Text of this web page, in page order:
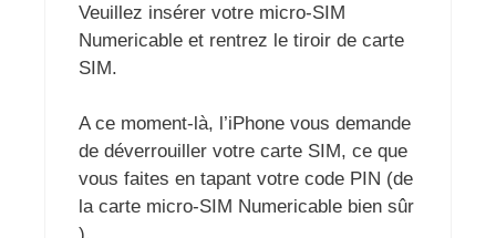
Veuillez insérer votre micro-SIM
Numericable et rentrez le tiroir de carte
SIM.
A ce moment-là, l’iPhone vous demande
de déverrouiller votre carte SIM, ce que
vous faites en tapant votre code PIN (de
la carte micro-SIM Numericable bien sûr